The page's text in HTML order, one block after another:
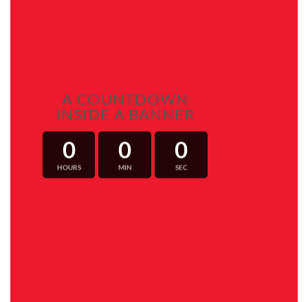
A COUNTDOWN
INSIDE A BANNER
0
HOURS
0
MIN
0
SEC